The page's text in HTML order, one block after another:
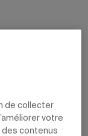
de collecter
votre
des contenus